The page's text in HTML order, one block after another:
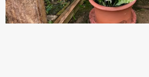
ᵭḕ này ᵭã ᵭược xem xét từ lȃu và ᵭã có 4 giải
với t...